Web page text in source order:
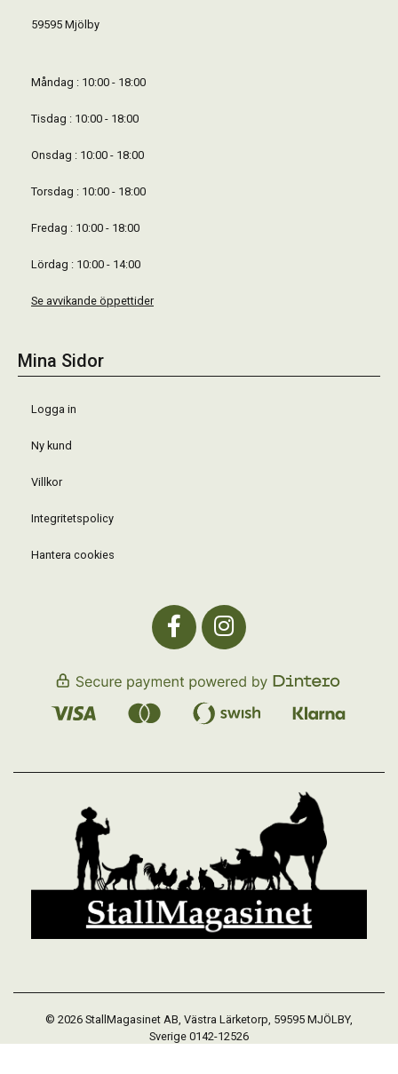
59595 Mjölby
Måndag : 10:00 - 18:00
Tisdag : 10:00 - 18:00
Onsdag : 10:00 - 18:00
Torsdag : 10:00 - 18:00
Fredag : 10:00 - 18:00
Lördag : 10:00 - 14:00
Se avvikande öppettider
Mina Sidor
Logga in
Ny kund
Villkor
Integritetspolicy
Hantera cookies
© 2026 StallMagasinet AB, Västra Lärketorp, 59595 MJÖLBY,
Sverige 0142-12526